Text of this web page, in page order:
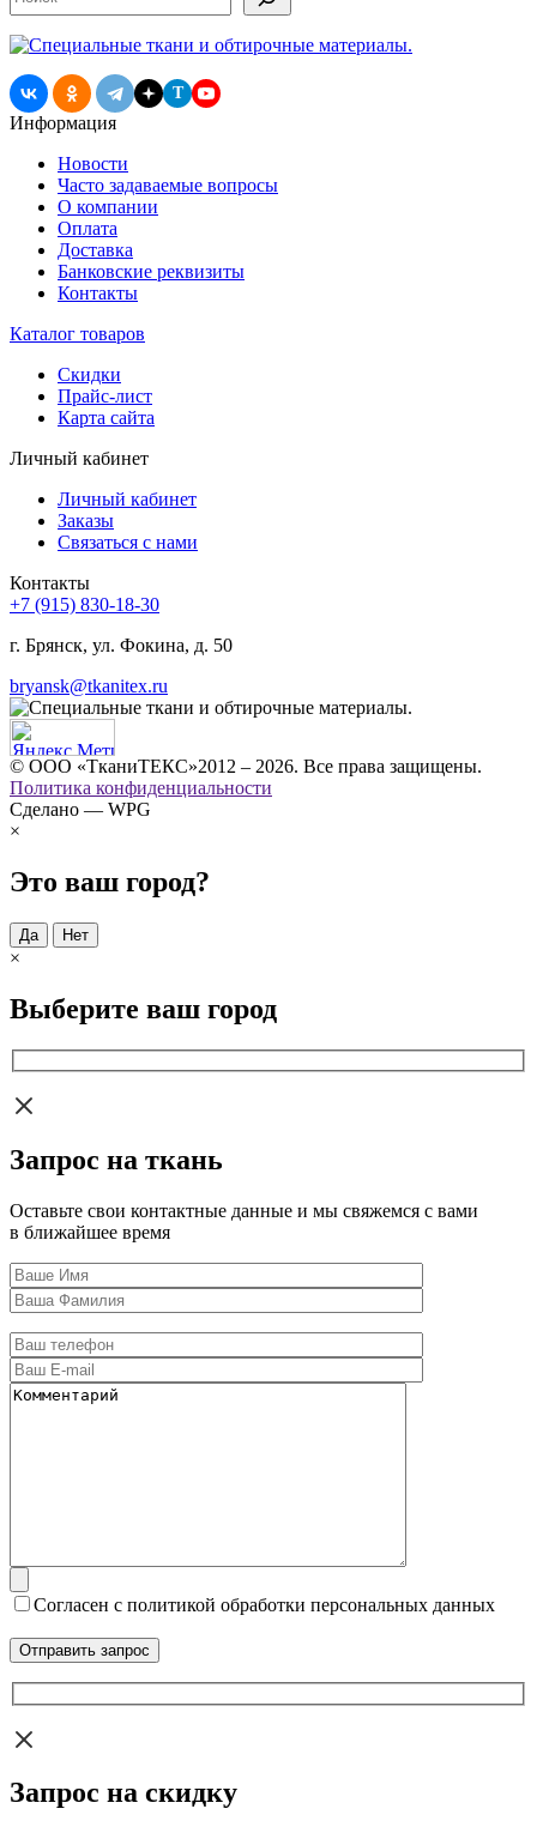
T
Информация
Новости
Часто задаваемые вопросы
О компании
Оплата
Доставка
Банковские реквизиты
Контакты
Каталог товаров
Скидки
Прайс-лист
Карта сайта
Личный кабинет
Личный кабинет
Заказы
Связаться с нами
Контакты
+7 (915) 830-18-30
г. Брянск, ул. Фокина, д. 50
bryansk@tkanitex.ru
© ООО «ТканиТЕКС»2012 – 2026. Все права защищены.
Политика конфиденциальности
Сделано — WPG
×
Это ваш город?
Да Нет
×
Выберите ваш город
Запрос на ткань
Оставьте свои контактные данные и мы свяжемся с вами
в ближайшее время
Согласен с политикой обработки персональных данных
Запрос на скидку